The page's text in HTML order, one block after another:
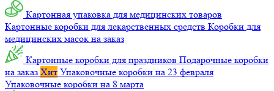
Картонная упаковка для медицинских товаров
Картонные коробки для лекарственных средств Коробки для
медицинских масок на заказ
Картонные коробки для праздников Подарочные коробки
на заказ Хит Упаковочные коробки на 23 февраля
Упаковочные коробки на 8 марта